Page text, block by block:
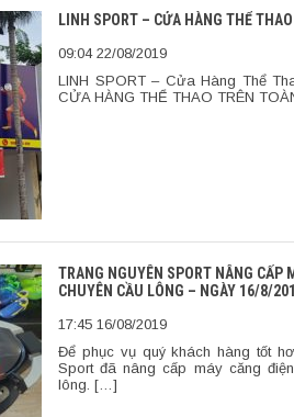
LINH SPORT – CỬA HÀNG THỂ
09:04 22/08/2019
LINH SPORT – Cửa Hàng Thể
CỬA HÀNG THỂ THAO TRÊN
TRANG NGUYÊN SPORT NÂNG CẤP
CHUYÊN CẦU LÔNG – NGÀY 16/8/
17:45 16/08/2019
Để phục vụ quý khách hàng tốt
Sport đã nâng cấp máy căng
lông. […]